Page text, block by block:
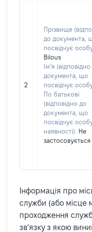
2
Прізвище
до документа,
посвідчує
Bilous
Ім’я
документа, що
посвідчує
По батькові
(відповідно до
документа, що
посвідчує
наявності): Не
застосовується
Інформація про
служби (або місце
проходження
зв’язку з якою